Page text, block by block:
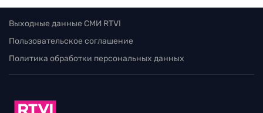
Выходные данные СМИ RTVI
Пользовательское соглашение
Политика обработки персональных данных